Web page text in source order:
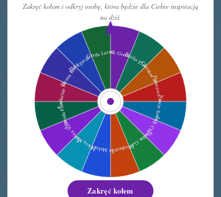
Zakręć kołem i odkryj osobę, która będzie dla Ciebie inspiracją
na dziś.
Zakręć kołem